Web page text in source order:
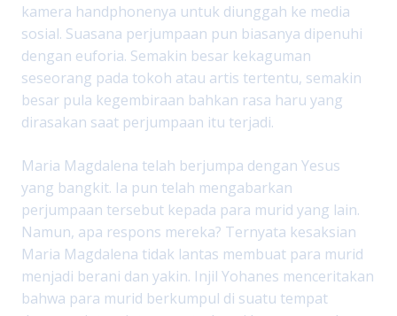
kamera handphonenya untuk diunggah ke media
sosial. Suasana perjumpaan pun biasanya dipenuhi
dengan euforia. Semakin besar kekaguman
seseorang pada tokoh atau artis tertentu, semakin
besar pula kegembiraan bahkan rasa haru yang
dirasakan saat perjumpaan itu terjadi.
Maria Magdalena telah berjumpa dengan Yesus
yang bangkit. Ia pun telah mengabarkan
perjumpaan tersebut kepada para murid yang lain.
Namun, apa respons mereka? Ternyata kesaksian
Maria Magdalena tidak lantas membuat para murid
menjadi berani dan yakin. Injil Yohanes menceritakan
bahwa para murid berkumpul di suatu tempat